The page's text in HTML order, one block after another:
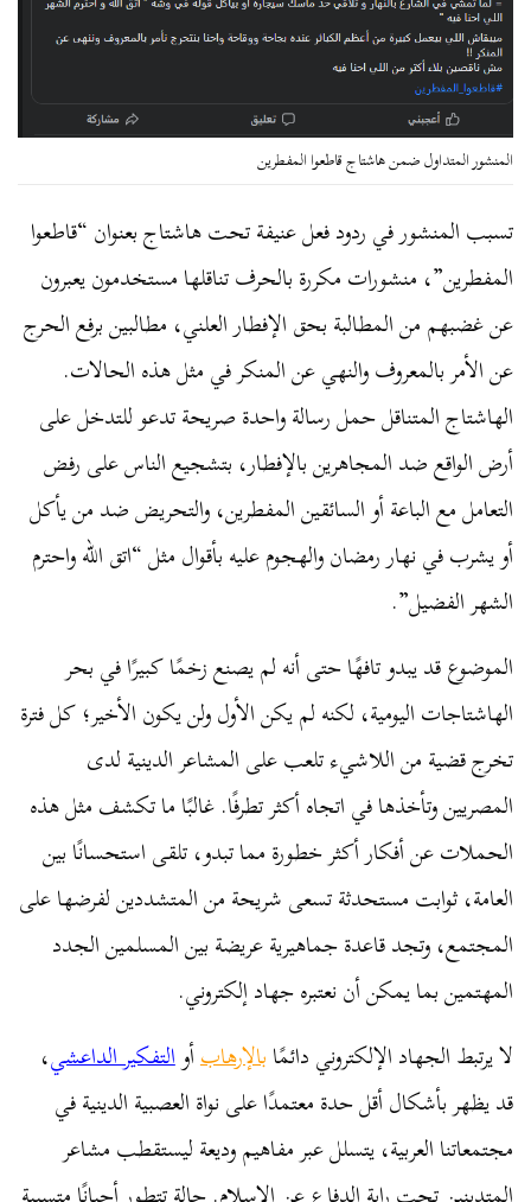
المنشور المتداول ضمن هاشتاج قاطعوا المفطرين
تسبب المنشور في ردود فعل عنيفة تحت هاشتاج بعنوان “قاطعوا
المفطرين”، منشورات مكررة بالحرف تناقلها مستخدمون يعبرون
عن غضبهم من المطالبة بحق الإفطار العلني، مطالبين برفع الحرج
عن الأمر بالمعروف والنهي عن المنكر في مثل هذه الحالات.
الهاشتاج المتناقل حمل رسالة واحدة صريحة تدعو للتدخل على
أرض الواقع ضد المجاهرين بالإفطار، بتشجيع الناس على رفض
التعامل مع الباعة أو السائقين المفطرين، والتحريض ضد من يأكل
أو يشرب في نهار رمضان والهجوم عليه بأقوال مثل “اتق الله واحترم
الشهر الفضيل”.
الموضوع قد يبدو تافهًا حتى أنه لم يصنع زخمًا كبيرًا في بحر
الهاشتاجات اليومية، لكنه لم يكن الأول ولن يكون الأخير؛ كل فترة
تخرج قضية من اللاشيء تلعب على المشاعر الدينية لدى
المصريين وتأخذها في اتجاه أكثر تطرفًا. غالبًا ما تكشف مثل هذه
الحملات عن أفكار أكثر خطورة مما تبدو، تلقى استحسانًا بين
العامة، ثوابت مستحدثة تسعى شريحة من المتشددين لفرضها على
المجتمع، وتجد قاعدة جماهيرية عريضة بين المسلمين الجدد
المهتمين بما يمكن أن نعتبره جهاد إلكتروني.
لا يرتبط الجهاد الإلكتروني دائمًابالإرهابأوالتفكير الداعشي،
قد يظهر بأشكال أقل حدة معتمدًا على نواة العصبية الدينية في
مجتمعاتنا العربية، يتسلل عبر مفاهيم وديعة ليستقطب مشاعر